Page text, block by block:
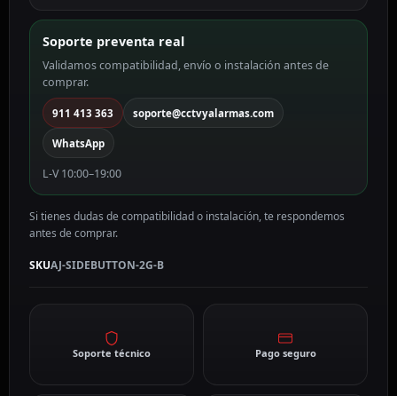
luz
color
negro
AJ-
SIDEBUTTON-
2G-
cantidad
Soporte preventa real
Validamos compatibilidad, envío o instalación antes de
comprar.
911 413 363 soporte@cctvyalarmas.com
WhatsApp
L-V 10:00–19:00
Si tienes dudas de compatibilidad o instalación, te respondemos
antes de comprar.
SKUAJ-SIDEBUTTON-2G-B
Soporte técnico Pago seguro